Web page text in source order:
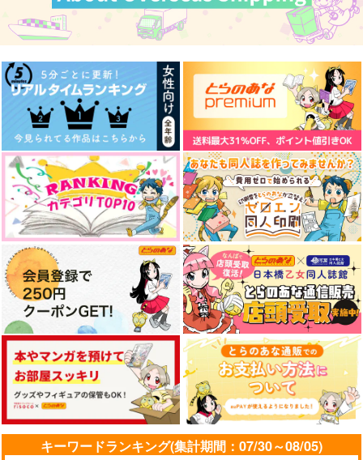
juran
2,100円（税込）
アッシュ×奥村英二
サンプル
作品詳細
まるで別人
944円（税込）
アッシュ×奥村英二
サンプル
作品詳細
センターポイント
1,760円（税込）
アッシュ×奥村英二
サンプル
作品詳細
BABYFISH おはなの
ようせいさん編
http:404
629円（税込）
奥村英二×アッシュ
サンプル
BABYFISH あえくち
ゃといっちょ編
http:404
629円（税込）
奥村英二×アッシュ
サンプル
最愛と祝福を
gggっと
944円（税込）
カイザー×潔世一
サンプル
キーワードランキング(集計期間：07/30～08/05)